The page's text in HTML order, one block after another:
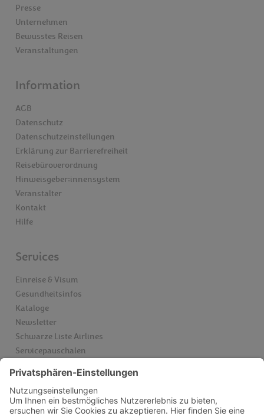
Presse
Unternehmen
Bewusstes Reisen
Veranstaltungen
Information
AGB
Datenschutz
Datenschutzeinstellungen
Erklärung zur Barrierefreiheit
Reisebüroverordnung
Hinweisgeber:innensystem
Veranstalter
Kontakt
Hilfe
Services
Einreise & Visum
Gesundheitsinfos
Kataloge
Newsletter
Schwarze Liste Airlines
Servicepauschalen
Videoberatung
FAQ